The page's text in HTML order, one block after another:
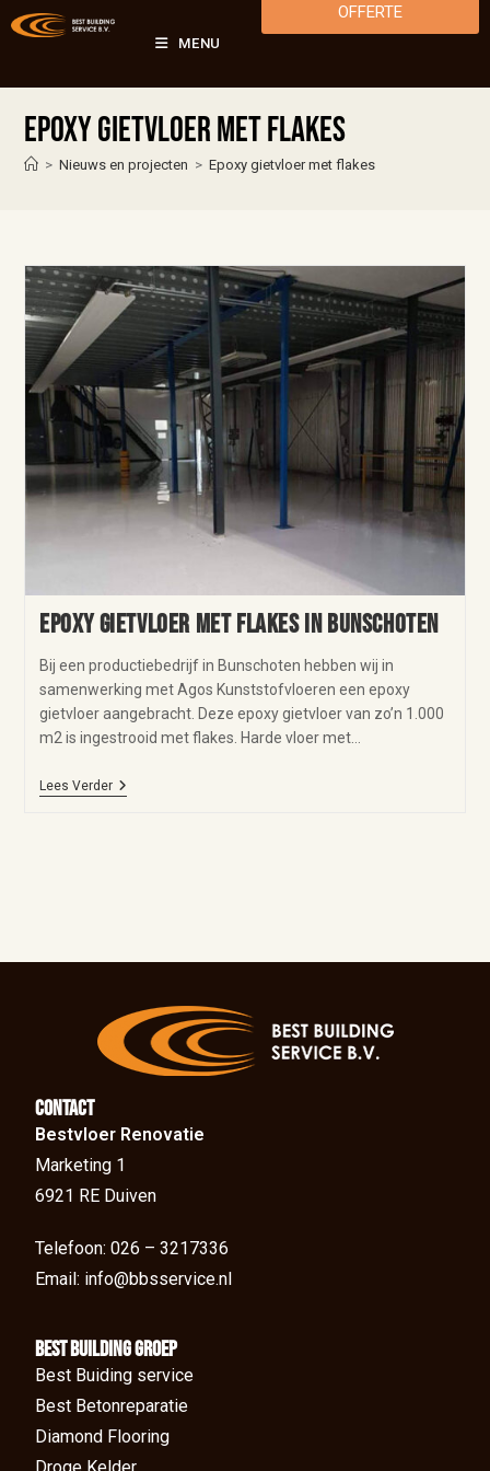
MENU
OFFERTE
Epoxy gietvloer met flakes
> Nieuws en projecten > Epoxy gietvloer met flakes
Epoxy gietvloer met flakes in Bunschoten
Bij een productiebedrijf in Bunschoten hebben wij in
samenwerking met Agos Kunststofvloeren een epoxy
gietvloer aangebracht. Deze epoxy gietvloer van zo’n 1.000
m2 is ingestrooid met flakes. Harde vloer met…
Lees Verder
Contact
Bestvloer Renovatie
Marketing 1
6921 RE Duiven
Telefoon: 026 – 3217336
Email: info@bbsservice.nl
BEst Building groep
Best Buiding service
Best Betonreparatie
Diamond Flooring